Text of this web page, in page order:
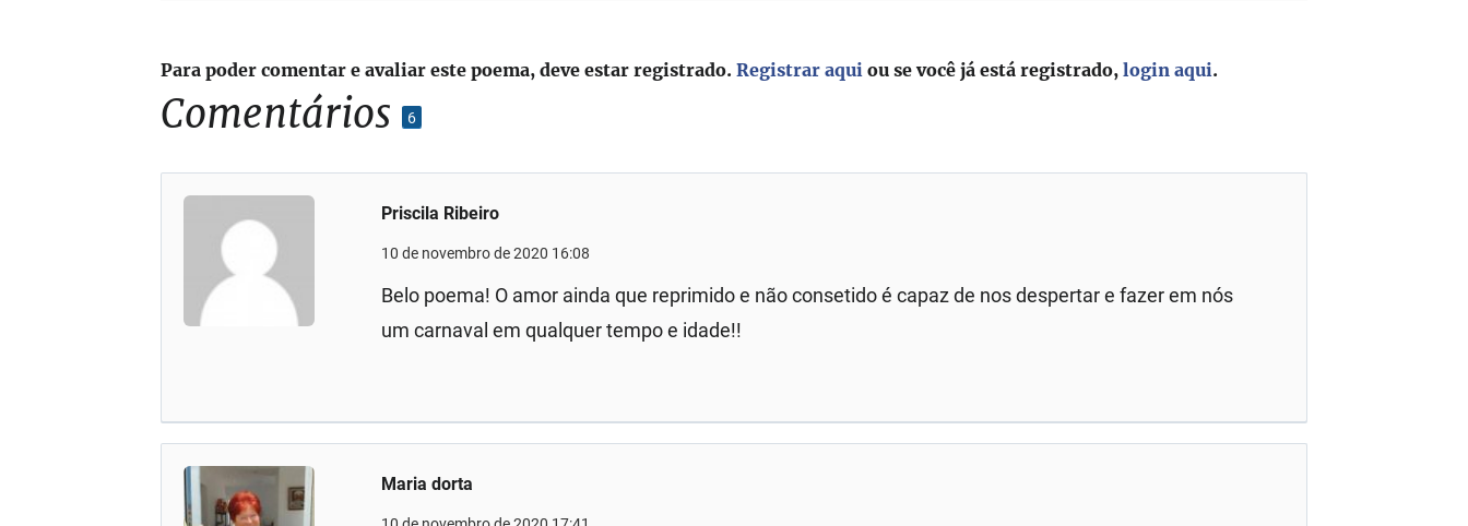
Comentários 6
Priscila Ribeiro
10 de novembro de 2020 16:08
Belo poema! O amor ainda que reprimido e não consetido é capaz de nos despertar e fazer em nós
um carnaval em qualquer tempo e idade!!
Maria dorta
Para poder comentar e avaliar este poema, deve estar registrado.Registrar aqui ou se você já está registrado,login aqui.